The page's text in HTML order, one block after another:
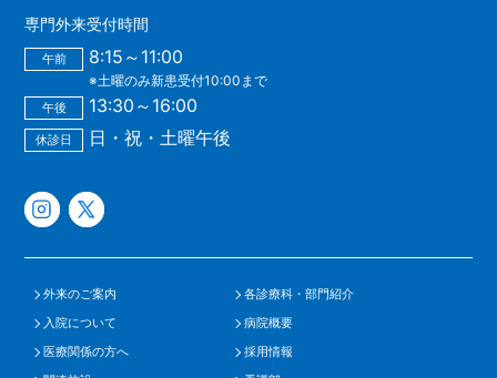
専門外来受付時間
午前 8:15～11:00
※土曜のみ新患受付10:00まで
午後 13:30～16:00
休診日 日・祝・土曜午後
外来のご案内
各診療科・部門紹介
入院について
病院概要
医療関係の方へ
採用情報